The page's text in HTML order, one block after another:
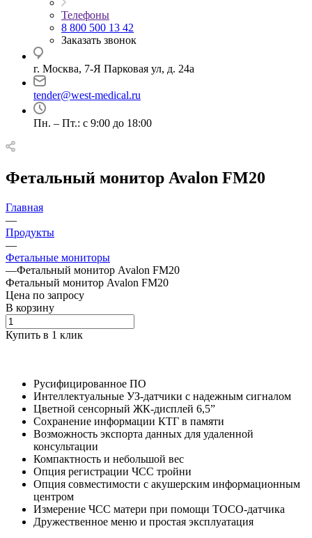
Телефоны
8 800 500 13 42
Заказать звонок
г. Москва, 7-Я Парковая ул, д. 24а
tender@west-medical.ru
Пн. – Пт.: с 9:00 до 18:00
Фетальный монитор Avalon FM20
Главная
—
Продукты
—
Фетальные мониторы
—Фетальный монитор Avalon FM20
Фетальный монитор Avalon FM20
Цена по запросу
В корзину
Купить в 1 клик
Русифицированное ПО
Интеллектуальные УЗ-датчики с надежным сигналом
Цветной сенсорный ЖК-дисплей 6,5”
Сохранение информации КТГ в памяти
Возможность экспорта данных для удаленной
консультации
Компактность и небольшой вес
Опция регистрации ЧСС тройни
Опция совместимости с акушерским информационным
центром
Измерение ЧСС матери при помощи ТОCO-датчика
Дружественное меню и простая эксплуатация